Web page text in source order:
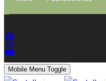
Mobile Menu Toggle